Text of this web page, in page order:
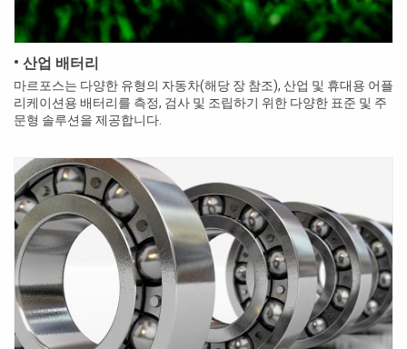
• 산업 배터리
마르포스는 다양한 유형의 자동차(해당 장 참조), 산업 및 휴대용 어플
리케이션용 배터리를 측정, 검사 및 조립하기 위한 다양한 표준 및 주
문형 솔루션을 제공합니다.